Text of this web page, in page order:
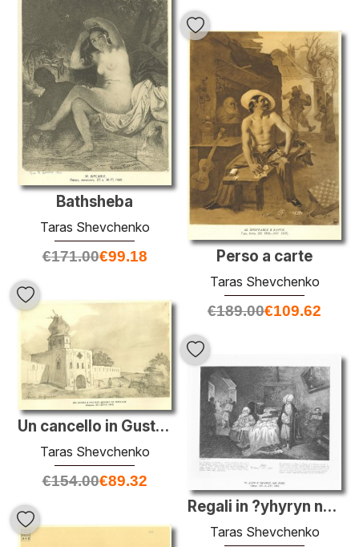
Bathsheba
Taras Shevchenko
€171.00€99.18 Perso a carte
Taras Shevchenko
€189.00€109.62
Un cancello in Gustynia. Chiesa di San Nicola
Taras Shevchenko
€154.00€89.32
Regali in ?yhyryn nel 1649
Taras Shevchenko